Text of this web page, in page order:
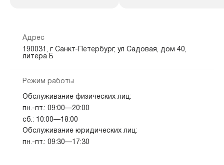
Адрес
190031, г Санкт-Петербург, ул Садовая, дом 40,
литера Б
Режим работы
Обслуживание физических лиц:
пн.-пт.: 09:00—20:00
сб.: 10:00—18:00
Обслуживание юридических лиц:
пн.-пт.: 09:30—17:30